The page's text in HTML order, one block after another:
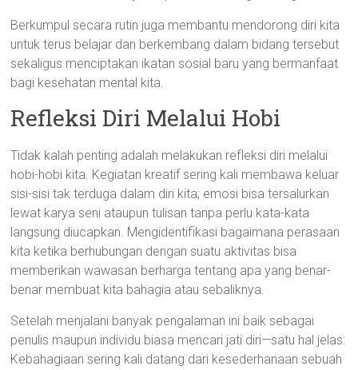
Berkumpul secara rutin juga membantu mendorong diri kita
untuk terus belajar dan berkembang dalam bidang tersebut
sekaligus menciptakan ikatan sosial baru yang bermanfaat
bagi kesehatan mental kita.
Refleksi Diri Melalui Hobi
Tidak kalah penting adalah melakukan refleksi diri melalui
hobi-hobi kita. Kegiatan kreatif sering kali membawa keluar
sisi-sisi tak terduga dalam diri kita; emosi bisa tersalurkan
lewat karya seni ataupun tulisan tanpa perlu kata-kata
langsung diucapkan. Mengidentifikasi bagaimana perasaan
kita ketika berhubungan dengan suatu aktivitas bisa
memberikan wawasan berharga tentang apa yang benar-
benar membuat kita bahagia atau sebaliknya.
Setelah menjalani banyak pengalaman ini baik sebagai
penulis maupun individu biasa mencari jati diri—satu hal jelas:
Kebahagiaan sering kali datang dari kesederhanaan sebuah